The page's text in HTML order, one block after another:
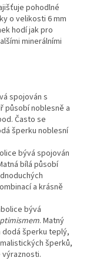
pohodlné
o velikosti 6 mm
hodí jak pro
minerálními
spojován s
působí noblesně a
Často se
šperku noblesní
bývá spojován
bílá působí
a krásně
bývá
. Matný
dodá šperku teplý,
šperků,